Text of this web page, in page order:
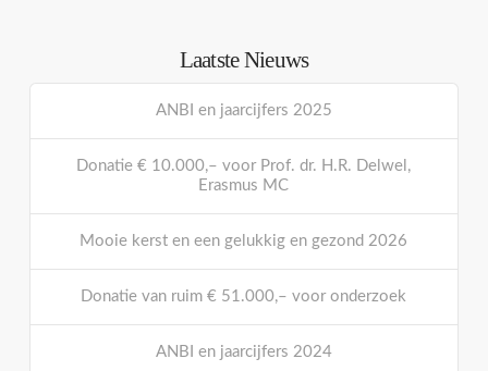
Laatste Nieuws
ANBI en jaarcijfers 2025
Donatie € 10.000,– voor Prof. dr. H.R. Delwel,
Erasmus MC
Mooie kerst en een gelukkig en gezond 2026
Donatie van ruim € 51.000,– voor onderzoek
ANBI en jaarcijfers 2024